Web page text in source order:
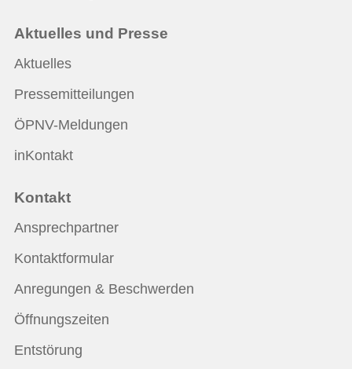
Aktuelles und Presse
Aktuelles
Pressemitteilungen
ÖPNV-Meldungen
inKontakt
Kontakt
Ansprechpartner
Kontaktformular
Anregungen & Beschwerden
Öffnungszeiten
Entstörung